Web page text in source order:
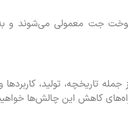
سوخت جت معمولی می‌شوند و
تاریخچه، تولید،
کاهش این چالش‌ها